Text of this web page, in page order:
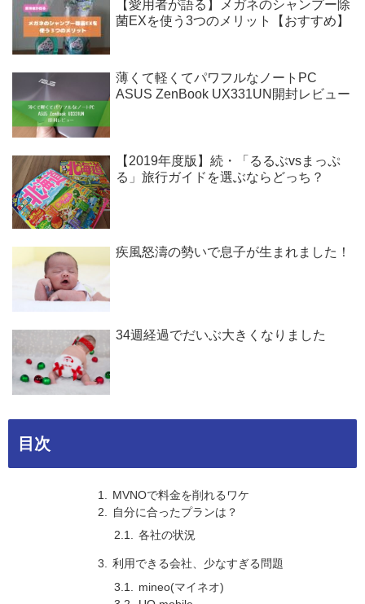
【愛用者が語る】メガネのシャンプー除
菌EXを使う3つのメリット【おすすめ】
薄くて軽くてパワフルなノートPC
ASUS ZenBook UX331UN開封レビュー
【2019年度版】続・「るるぶvsまっぷ
る」旅行ガイドを選ぶならどっち？
疾風怒濤の勢いで息子が生まれました！
34週経過でだいぶ大きくなりました
目次
MVNOで料金を削れるワケ
自分に合ったプランは？
各社の状況
利用できる会社、少なすぎる問題
mineo(マイネオ)